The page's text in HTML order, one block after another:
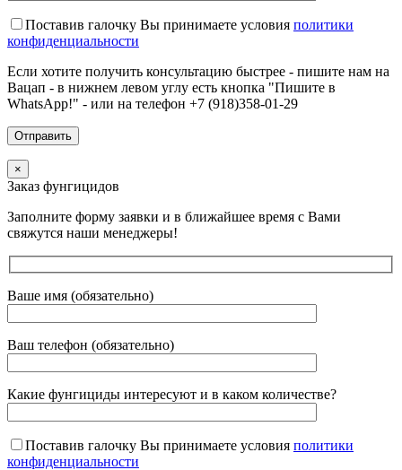
Поставив галочку Вы принимаете условия политики
конфиденциальности
Если хотите получить консультацию быстрее - пишите нам на
Вацап - в нижнем левом углу есть кнопка "Пишите в
WhatsApp!" - или на телефон +7 (918)358-01-29
×
Заказ фунгицидов
Заполните форму заявки и в ближайшее время с Вами
свяжутся наши менеджеры!
Ваше имя (обязательно)
Ваш телефон (обязательно)
Какие фунгициды интересуют и в каком количестве?
Поставив галочку Вы принимаете условия политики
конфиденциальности